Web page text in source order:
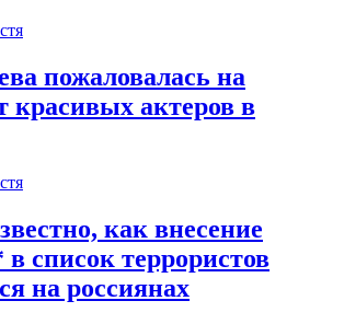
пожаловалась на
красивых актеров в
как внесение
в список террористов
на россиянах